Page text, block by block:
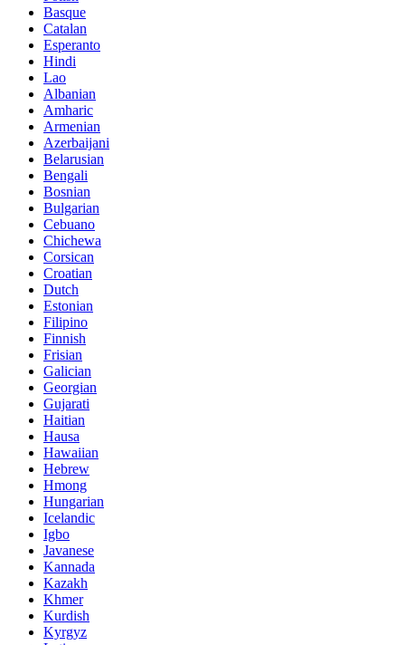
Basque
Catalan
Esperanto
Hindi
Lao
Albanian
Amharic
Armenian
Azerbaijani
Belarusian
Bengali
Bosnian
Bulgarian
Cebuano
Chichewa
Corsican
Croatian
Dutch
Estonian
Filipino
Finnish
Frisian
Galician
Georgian
Gujarati
Haitian
Hausa
Hawaiian
Hebrew
Hmong
Hungarian
Icelandic
Igbo
Javanese
Kannada
Kazakh
Khmer
Kurdish
Kyrgyz